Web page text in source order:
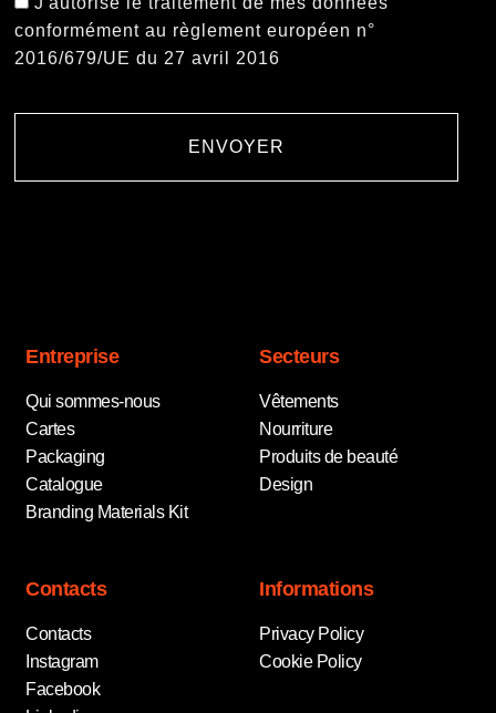
conformément au règlement européen n°
2016/679/UE du 27 avril 2016
ENVOYER
Entreprise
Qui sommes-nous
Cartes
Packaging
Catalogue
Branding Materials Kit
Secteurs
Vêtements
Nourriture
Produits de beauté
Design
Contacts
Contacts
Instagram
Facebook
Informations
Privacy Policy
Cookie Policy